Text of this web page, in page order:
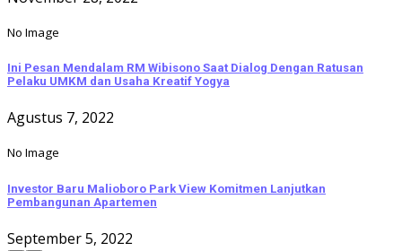
No Image
Ini Pesan Mendalam RM Wibisono Saat Dialog Dengan Ratusan
Pelaku UMKM dan Usaha Kreatif Yogya
Agustus 7, 2022
No Image
Investor Baru Malioboro Park View Komitmen Lanjutkan
Pembangunan Apartemen
September 5, 2022